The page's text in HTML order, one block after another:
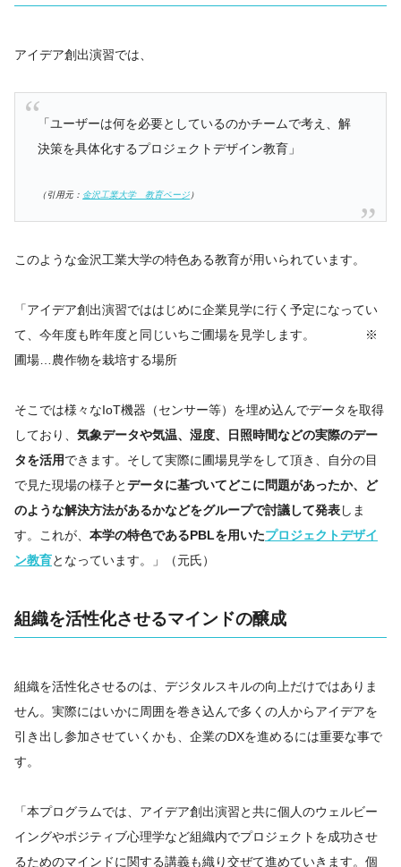
アイデア創出演習では、
「ユーザーは何を必要としているのかチームで考え、解
決策を具体化するプロジェクトデザイン教育」
（引用元： 金沢工業大学 教育ページ ）
このような金沢工業大学の特色ある教育が用いられています。
「アイデア創出演習でははじめに企業見学に行く予定になってい
て、今年度も昨年度と同じいちご圃場を見学します。 ※
圃場…農作物を栽培する場所
そこでは様々なIoT機器（センサー等）を埋め込んでデータを取得
しており、 気象データや気温、湿度、日照時間などの実際のデー
タを活用できます。そして実際に圃場見学をして頂き、自分の目
で見た現場の様子とデータに基づいてどこに問題があったか、ど
のような解決方法があるかなどをグループで討議して発表しま
す。これが、 本学の特色であるPBLを用いたプロジェクトデザイ
ン教育となっています。」（元氏）
組織を活性化させるマインドの醸成
組織を活性化させるのは、デジタルスキルの向上だけではありま
せん。実際にはいかに周囲を巻き込んで多くの人からアイデアを
引き出し参加させていくかも、企業のDXを進めるには重要な事で
す。
「本プログラムでは、アイデア創出演習と共に個人のウェルビー
イングやポジティブ心理学など組織内でプロジェクトを成功させ
るためのマインドに関する講義も織り交ぜて進めていきます。個